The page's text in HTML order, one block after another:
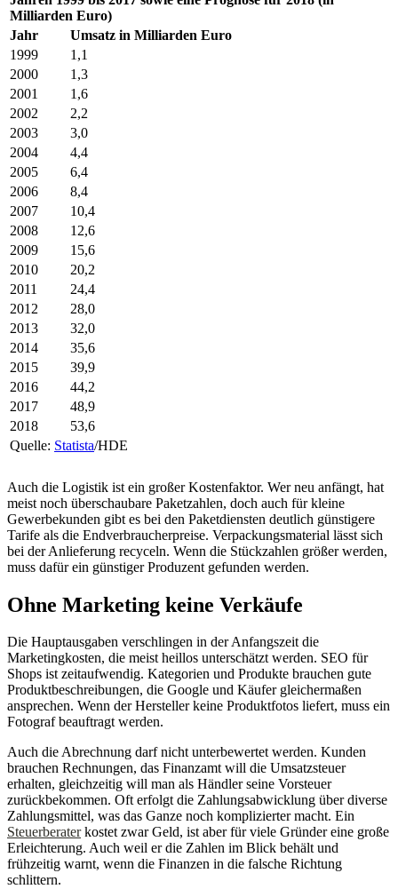
Milliarden Euro)
Jahr
Umsatz in Milliarden Euro
1999
1,1
2000
1,3
2001
1,6
2002
2,2
2003
3,0
2004
4,4
2005
6,4
2006
8,4
2007
10,4
2008
12,6
2009
15,6
2010
20,2
2011
24,4
2012
28,0
2013
32,0
2014
35,6
2015
39,9
2016
44,2
2017
48,9
2018
53,6
Quelle: Statista/HDE
Auch die Logistik ist ein großer Kostenfaktor. Wer neu anfängt, hat
meist noch überschaubare Paketzahlen, doch auch für kleine
Gewerbekunden gibt es bei den Paketdiensten deutlich günstigere
Tarife als die Endverbraucherpreise. Verpackungsmaterial lässt sich
bei der Anlieferung recyceln. Wenn die Stückzahlen größer werden,
muss dafür ein günstiger Produzent gefunden werden.
Ohne Marketing keine Verkäufe
Die Hauptausgaben verschlingen in der Anfangszeit die
Marketingkosten, die meist heillos unterschätzt werden. SEO für
Shops ist zeitaufwendig. Kategorien und Produkte brauchen gute
Produktbeschreibungen, die Google und Käufer gleichermaßen
ansprechen. Wenn der Hersteller keine Produktfotos liefert, muss ein
Fotograf beauftragt werden.
Auch die Abrechnung darf nicht unterbewertet werden. Kunden
brauchen Rechnungen, das Finanzamt will die Umsatzsteuer
erhalten, gleichzeitig will man als Händler seine Vorsteuer
zurückbekommen. Oft erfolgt die Zahlungsabwicklung über diverse
Zahlungsmittel, was das Ganze noch komplizierter macht. Ein
Steuerberaterkostet zwar Geld, ist aber für viele Gründer eine große
Erleichterung. Auch weil er die Zahlen im Blick behält und
frühzeitig warnt, wenn die Finanzen in die falsche Richtung
schlittern.